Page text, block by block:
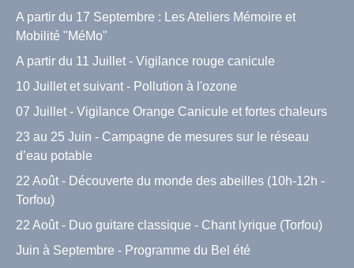
A partir du 17 Septembre : Les Ateliers Mémoire et
Mobilité "MéMo"
A partir du 11 Juillet - Vigilance rouge canicule
10 Juillet et suivant - Pollution à l'ozone
07 Juillet - Vigilance Orange Canicule et fortes chaleurs
23 au 25 Juin - Campagne de mesures sur le réseau
d’eau potable
22 Août - Découverte du monde des abeilles (10h-12h -
Torfou)
22 Août - Duo guitare classique - Chant lyrique (Torfou)
Juin à Septembre - Programme du Bel été